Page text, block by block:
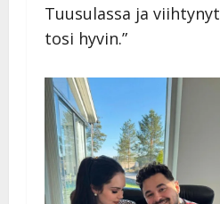
Tuusulassa ja viihtynyt
tosi hyvin.”